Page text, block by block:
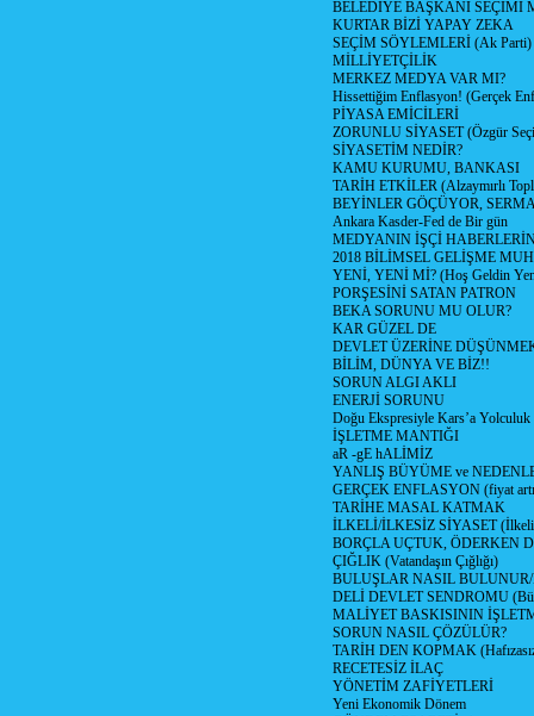
BELEDİYE BAŞKANI SEÇİMİ
KURTAR BİZİ YAPAY ZEKA
SEÇİM SÖYLEMLERİ (Ak Parti)
MİLLİYETÇİLİK
MERKEZ MEDYA VAR MI?
Hissettiğim Enflasyon! (Gerçek
PİYASA EMİCİLERİ
ZORUNLU SİYASET (Özgür
SİYASETİM NEDİR?
KAMU KURUMU, BANKASI
TARİH ETKİLER (Alzaymırlı
BEYİNLER GÖÇÜYOR,
Ankara Kasder-Fed de Bir gün
MEDYANIN İŞÇİ
2018 BİLİMSEL GELİŞME
YENİ, YENİ Mİ? (Hoş Geldin
PORŞESİNİ SATAN PATRON
BEKA SORUNU MU OLUR?
KAR GÜZEL DE
DEVLET ÜZERİNE
BİLİM, DÜNYA VE BİZ!!
SORUN ALGI AKLI
ENERJİ SORUNU
Doğu Ekspresiyle Kars’a Yolculuk
İŞLETME MANTIĞI
aR -gE hALİMİZ
YANLIŞ BÜYÜME ve
GERÇEK ENFLASYON (fiyat
TARİHE MASAL KATMAK
İLKELİ/İLKESİZ SİYASET
BORÇLA UÇTUK, ÖDERKEN
ÇIĞLIK (Vatandaşın Çığlığı)
BULUŞLAR NASIL
DELİ DEVLET SENDROMU
MALİYET BASKISININ
SORUN NASIL ÇÖZÜLÜR?
TARİH DEN KOPMAK
RECETESİZ İLAÇ
YÖNETİM ZAFİYETLERİ
Yeni Ekonomik Dönem